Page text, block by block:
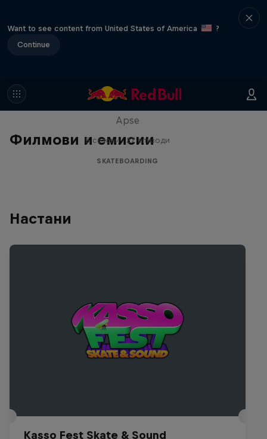
Want to see content from United States of America
?
Continue
Филмови и емисии
Skate Tales
Apse
5 сезони · 27 епизоди
SKATEBOARDING
Настани
Kasso Fest Skate & Sound